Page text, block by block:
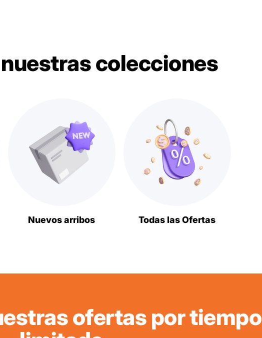
colecciones
Nuevos arribos Todas las Ofertas
ofertas por tiempo